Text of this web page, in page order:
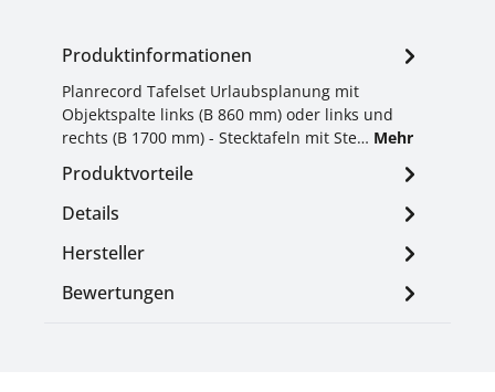
Produktinformationen
Planrecord Tafelset Urlaubsplanung mit
Objektspalte links (B 860 mm) oder links und
rechts (B 1700 mm) - Stecktafeln mit Ste… Mehr
Produktvorteile
Details
Hersteller
Bewertungen